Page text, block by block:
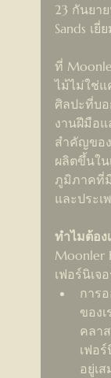
23 กันยา
Sands เ
ที่
ไม้ไม่ใช่แ
ศิลปะที่บอ
งานฝีมือ
สำคัญขอ
ผลิตขึ้นใน
ภูมิภาคที่
และประ
ทำไมต้อง
Moonler
เฟอร์นิเจ
การ
ของ
คลา
เฟอ
อยู่เ